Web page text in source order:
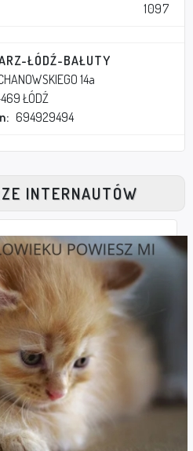
1097
ŁÓDŹ-BAŁUTY
14a
ŁÓDŹ
694929494
INTERNAUTÓW